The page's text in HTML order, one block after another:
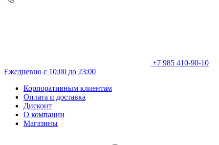
+7 985 410-90-10
Ежедневно с 10:00 до 23:00
Корпоративным клиентам
Оплата и доставка
Дисконт
О компании
Магазины